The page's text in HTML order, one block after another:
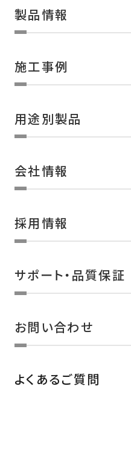
製品情報
施工事例
用途別製品
会社情報
採用情報
サポート・品質保証
お問い合わせ
よくあるご質問